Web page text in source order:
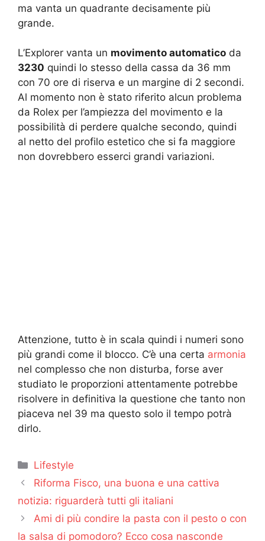
ma vanta un quadrante decisamente più
grande.
L’Explorer vanta un movimento automatico da
3230 quindi lo stesso della cassa da 36 mm
con 70 ore di riserva e un margine di 2 secondi.
Al momento non è stato riferito alcun problema
da Rolex per l’ampiezza del movimento e la
possibilità di perdere qualche secondo, quindi
al netto del profilo estetico che si fa maggiore
non dovrebbero esserci grandi variazioni.
Attenzione, tutto è in scala quindi i numeri sono
più grandi come il blocco. C’è una certa armonia
nel complesso che non disturba, forse aver
studiato le proporzioni attentamente potrebbe
risolvere in definitiva la questione che tanto non
piaceva nel 39 ma questo solo il tempo potrà
dirlo.
Categorie
Lifestyle
Riforma Fisco, una buona e una cattiva
notizia: riguarderà tutti gli italiani
Ami di più condire la pasta con il pesto o con
la salsa di pomodoro? Ecco cosa nasconde